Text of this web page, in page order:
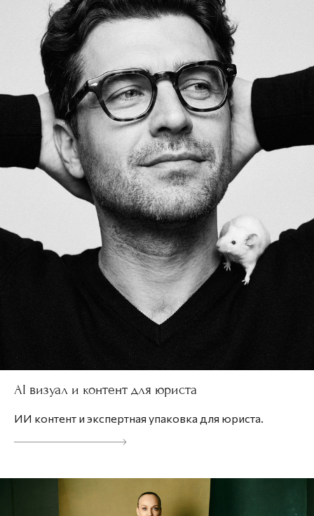
AI визуал и контент для юриста
ИИ контент и экспертная упаковка для юриста.